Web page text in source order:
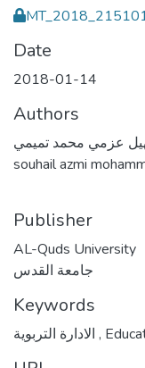
Date
2018-01-14
Authors
عزمي محمد تميمي
souhail azmi
Publisher
AL-Quds University
جامعة القدس
Keywords
,